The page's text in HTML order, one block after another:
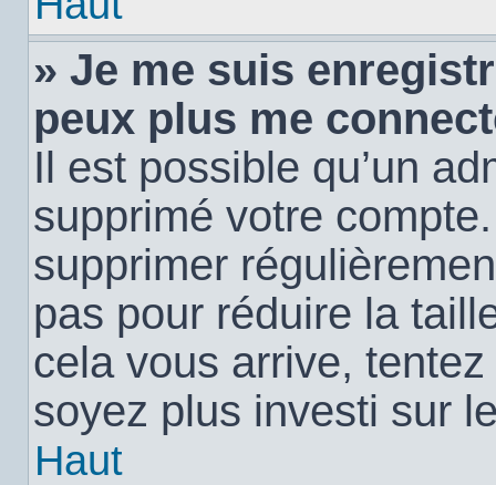
» Je me suis
peux plus me
Il est possible qu’un
supprimé votre
supprimer
pas pour réduire la
cela vous arrive,
soyez plus investi sur
Haut